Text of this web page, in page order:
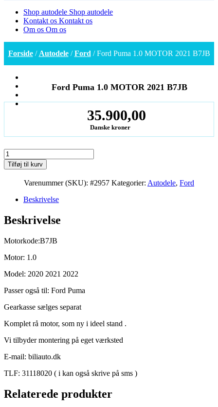
Shop autodele Shop autodele
Kontakt os Kontakt os
Om os Om os
Forside/ Autodele/Ford / Ford Puma 1.0 MOTOR 2021 B7JB
Ford Puma 1.0 MOTOR 2021 B7JB
35.900,00
Danske kroner
Ford
Puma
1.0
MOTOR
Tilføj til kurv
Varenummer (SKU): #2957 Kategorier: Autodele, Ford
Beskrivelse
Beskrivelse
Motorkode:B7JB
Motor: 1.0
Model: 2020 2021 2022
Passer også til: Ford Puma
Gearkasse sælges separat
Komplet rå motor, som ny i ideel stand .
Vi tilbyder montering på eget værksted
E-mail: biliauto.dk
TLF: 31118020 ( i kan også skrive på sms )
Relaterede produkter